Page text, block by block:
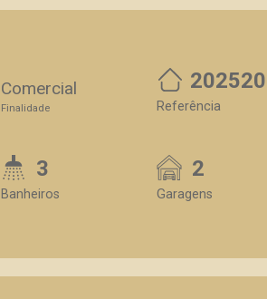
Comercial
Finalidade
202520
Referência
3
Banheiros
2
Garagens